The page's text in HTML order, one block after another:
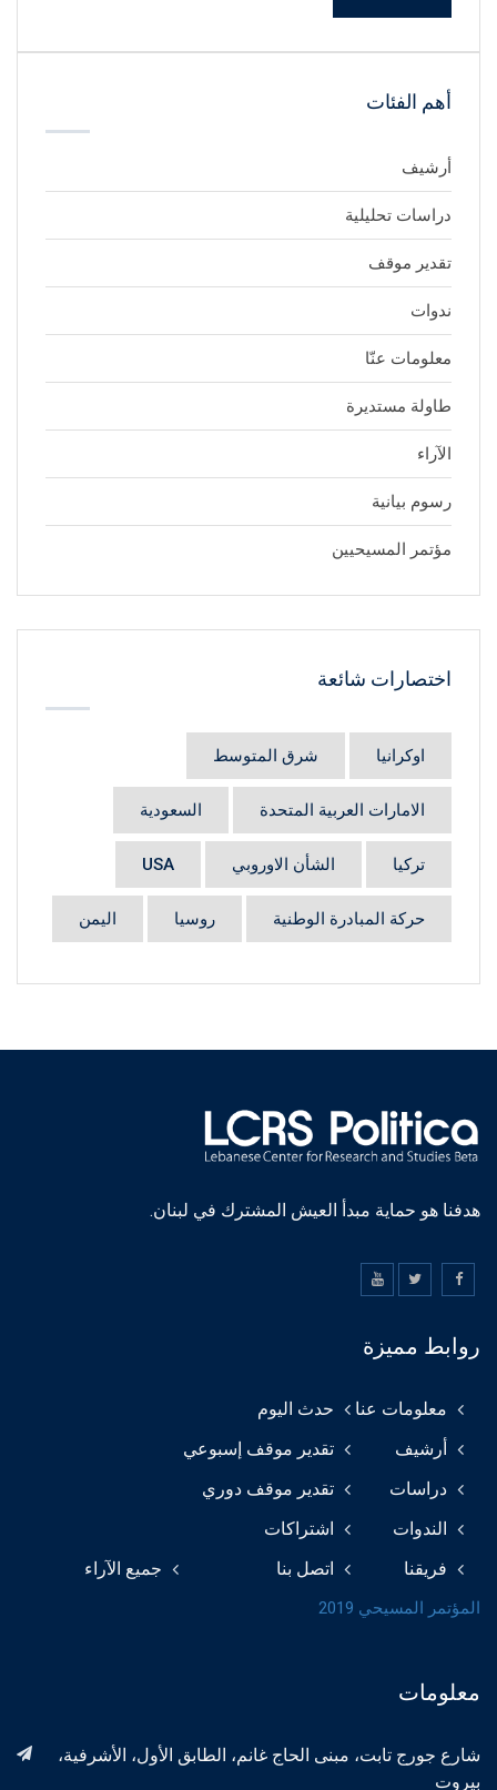
أهم الفئات
أرشيف
دراسات تحليلية
تقدير موقف
ندوات
معلومات عنّا
طاولة مستديرة
الآراء
رسوم بيانية
مؤتمر المسيحيين
اختصارات شائعة
اوكرانيا شرق المتوسط
الامارات العربية المتحدة السعودية
تركيا الشأن الاوروبي USA
حركة المبادرة الوطنية روسيا اليمن
هدفنا هو حماية مبدأ العيش المشترك في لبنان.
روابط مميزة
معلومات عنا
أرشيف
دراسات
الندوات
فريقنا
حدث اليوم
تقدير موقف إسبوعي
تقدير موقف دوري
اشتراكات
اتصل بنا
جميع الآراء
المؤتمر المسيحي 2019
معلومات
شارع جورج تابت، مبنى الحاج غانم، الطابق الأول، الأشرفية،
بيروت